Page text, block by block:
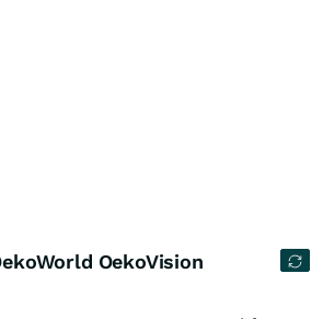
OekoVision